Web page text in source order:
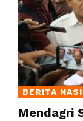
BERITA
Mendagri